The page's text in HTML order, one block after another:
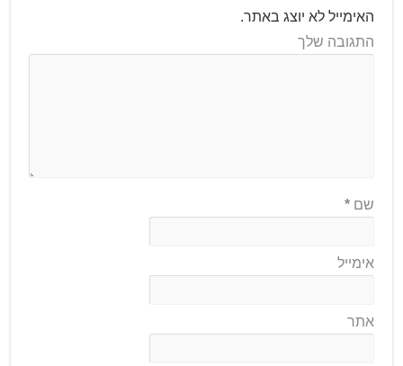
האימייל לא יוצג באתר.
התגובה שלך
שם*
אימייל
אתר